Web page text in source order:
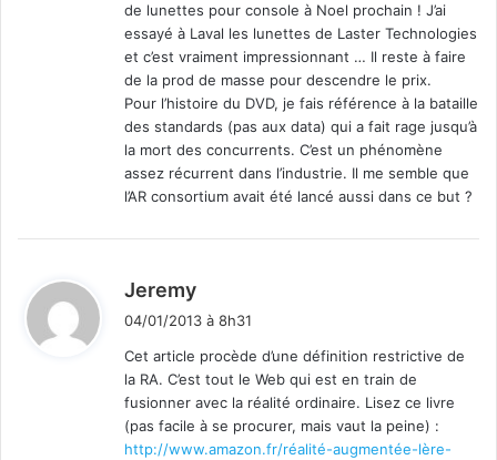
de lunettes pour console à Noel prochain ! J’ai
essayé à Laval les lunettes de Laster Technologies
et c’est vraiment impressionnant … Il reste à faire
de la prod de masse pour descendre le prix.
Pour l’histoire du DVD, je fais référence à la bataille
des standards (pas aux data) qui a fait rage jusqu’à
la mort des concurrents. C’est un phénomène
assez récurrent dans l’industrie. Il me semble que
l’AR consortium avait été lancé aussi dans ce but ?
Jeremy
:
04/01/2013 à 8h31
Cet article procède d’une définition restrictive de
la RA. C’est tout le Web qui est en train de
fusionner avec la réalité ordinaire. Lisez ce livre
(pas facile à se procurer, mais vaut la peine) :
http://www.amazon.fr/réalité-augmentée-lère-